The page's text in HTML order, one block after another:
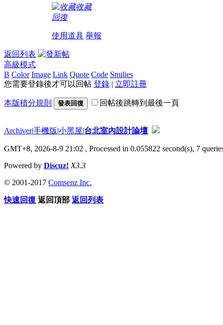
收藏
回復
使用道具 舉報
返回列表
高級模式
B Color Image Link Quote Code Smilies
您需要登錄後才可以回帖 登錄 | 立即註冊
本版積分規則 發表回復 回帖後跳轉到最後一頁
Archiver|手機版|小黑屋|台北室內設計論壇
GMT+8, 2026-8-9 21:02 , Processed in 0.055822 second(s), 7
Powered by Discuz! X3.3
© 2001-2017 Comsenz Inc.
快速回復 返回頂部 返回列表